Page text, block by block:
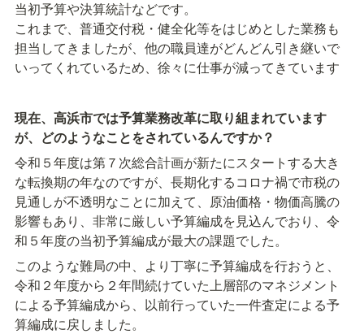
当初予算や決算統計などです。
これまで、普通交付税・健全化等をはじめとした業務も
担当してきましたが、他の職員達がどんどん引き継いで
いってくれているため、徐々に仕事が減ってきています
現在、高浜市では予算業務改革に取り組まれています
が、どのようなことをされているんですか？
令和５年度は第７次総合計画が新たにスタートする大き
な転換期の年なのですが、長期化するコロナ禍で市税の
見通しが不透明なことに加えて、原油価格・物価高騰の
影響もあり、非常に厳しい予算編成を見込んでおり、令
和５年度の当初予算編成が最大の課題でした。
このような難局の中、より丁寧に予算編成を行おうと、
令和２年度から２年間続けていた上層部のマネジメント
による予算編成から、以前行っていた一件査定による予
算編成に戻しました。